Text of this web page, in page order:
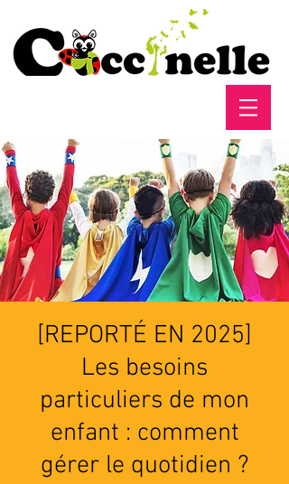
[REPORTÉ EN 2025]
Les besoins
particuliers de mon
enfant : comment
gérer le quotidien ?